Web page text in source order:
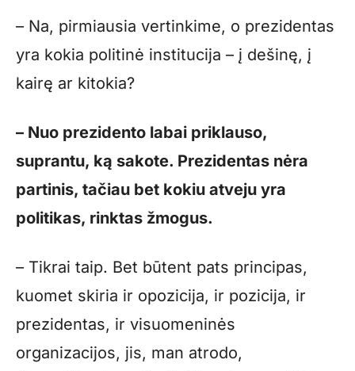
– Na, pirmiausia vertinkime, o prezidentas
yra kokia politinė institucija – į dešinę, į
kairę ar kitokia?
– Nuo prezidento labai priklauso,
suprantu, ką sakote. Prezidentas nėra
partinis, tačiau bet kokiu atveju yra
politikas, rinktas žmogus.
– Tikrai taip. Bet būtent pats principas,
kuomet skiria ir opozicija, ir pozicija, ir
prezidentas, ir visuomeninės
organizacijos, jis, man atrodo,